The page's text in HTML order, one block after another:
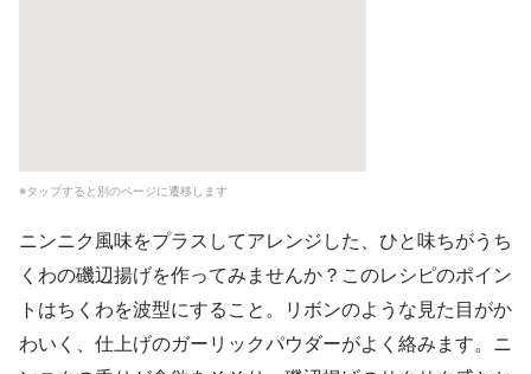
※タップすると別のページに遷移します
ニンニク風味をプラスしてアレンジした、ひと味ちがうち
くわの磯辺揚げを作ってみませんか？このレシピのポイン
トはちくわを波型にすること。リボンのような見た目がか
わいく、仕上げのガーリックパウダーがよく絡みます。ニ